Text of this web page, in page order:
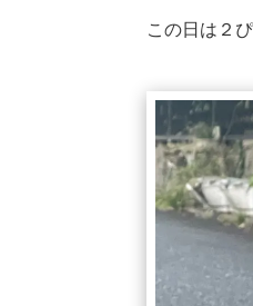
この日は２